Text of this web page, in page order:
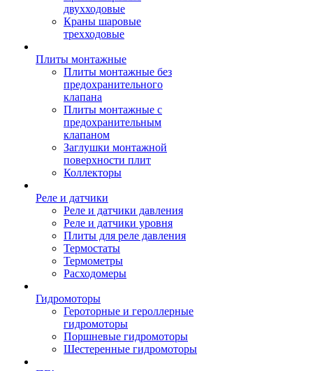
двухходовые
Краны шаровые
трехходовые
Плиты монтажные
Плиты монтажные без
предохранительного
клапана
Плиты монтажные с
предохранительным
клапаном
Заглушки монтажной
поверхности плит
Коллекторы
Реле и датчики
Реле и датчики давления
Реле и датчики уровня
Плиты для реле давления
Термостаты
Термометры
Расходомеры
Гидромоторы
Героторные и героллерные
гидромоторы
Поршневые гидромоторы
Шестеренные гидромоторы